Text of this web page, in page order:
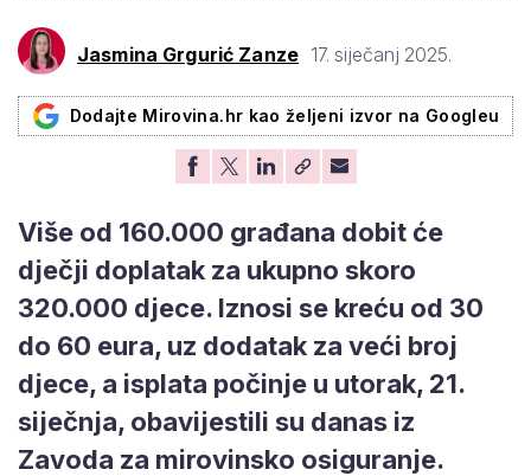
Jasmina Grgurić Zanze 17. siječanj 2025.
Dodajte Mirovina.hr kao željeni izvor na Googleu
Više od 160.000 građana dobit će
dječji doplatak za ukupno skoro
320.000 djece. Iznosi se kreću od 30
do 60 eura, uz dodatak za veći broj
djece, a isplata počinje u utorak, 21.
siječnja, obavijestili su danas iz
Zavoda za mirovinsko osiguranje.